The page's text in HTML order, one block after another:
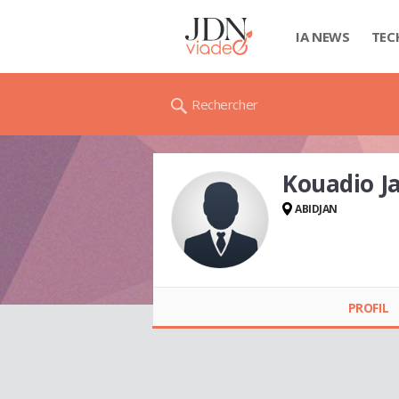
IA NEWS
Rechercher
Kouadio
ABIDJAN
PROFIL